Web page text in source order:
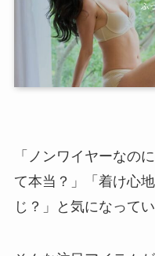
「ノンワイヤーなの
て本当？」「着け心
じ？」と気になって